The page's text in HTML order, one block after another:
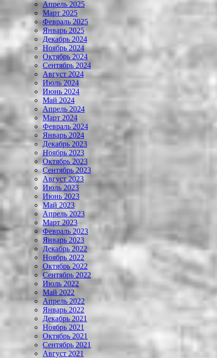
Апрель 2025
Март 2025
Февраль 2025
Январь 2025
Декабрь 2024
Ноябрь 2024
Октябрь 2024
Сентябрь 2024
Август 2024
Июль 2024
Июнь 2024
Май 2024
Апрель 2024
Март 2024
Февраль 2024
Январь 2024
Декабрь 2023
Ноябрь 2023
Октябрь 2023
Сентябрь 2023
Август 2023
Июль 2023
Июнь 2023
Май 2023
Апрель 2023
Март 2023
Февраль 2023
Январь 2023
Декабрь 2022
Ноябрь 2022
Октябрь 2022
Сентябрь 2022
Июль 2022
Май 2022
Апрель 2022
Январь 2022
Декабрь 2021
Ноябрь 2021
Октябрь 2021
Сентябрь 2021
Август 2021